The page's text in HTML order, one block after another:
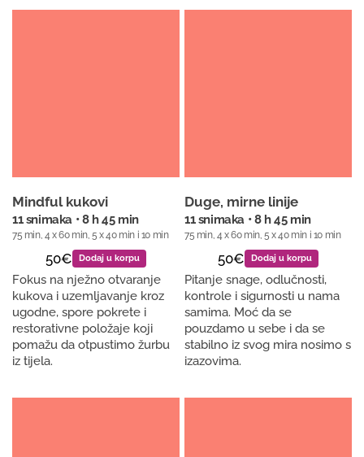
Mindful kukovi
11 snimaka • 8 h 45 min
75 min, 4 x 60 min, 5 x 40 min i 10 min
50€ Dodaj u korpu
Fokus na nježno otvaranje
kukova i uzemljavanje kroz
ugodne, spore pokrete i
restorativne položaje koji
pomažu da otpustimo žurbu
iz tijela.
Duge, mirne linije
11 snimaka • 8 h 45 min
75 min, 4 x 60 min, 5 x 40 min i 10 min
50€ Dodaj u korpu
Pitanje snage, odlučnosti,
kontrole i sigurnosti u nama
samima. Moć da se
pouzdamo u sebe i da se
stabilno iz svog mira nosimo s
izazovima.